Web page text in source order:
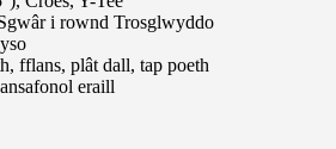
i rownd Trosglwyddo
fflans, plât dall, tap poeth
eraill